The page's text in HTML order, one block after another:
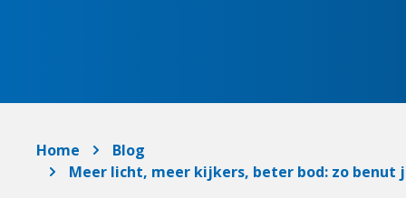
Home
Blog
Meer licht, meer kijkers, beter bod: zo benut